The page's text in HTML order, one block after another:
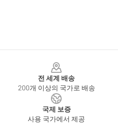
전 세계 배송
200개 이상의 국가로 배송
국제 보증
사용 국가에서 제공